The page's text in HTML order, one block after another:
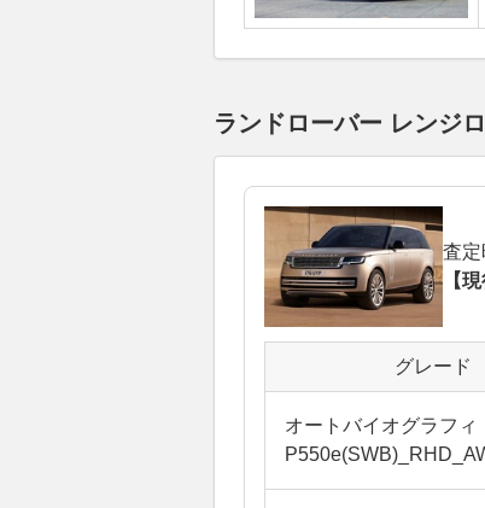
ランドローバー レンジ
査
【
グレード
オートバイオグラフィ